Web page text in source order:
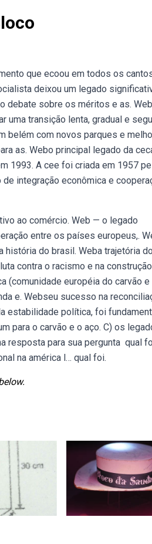
que ecoou em todos os
deixou um legado
debate sobre os méritos e as.
transição lenta, gradual e
belém com novos parques e
as. Webo principal legado da
1993. A cee foi criada em 1957
integração econômica e
ao comércio. Web — o legado
entre os países europeus,.
do brasil. Weba trajetória
contra o racismo e na
(comunidade européia do carvão e
e. Webseu sucesso na
estabilidade política, foi
para o carvão e o aço. C) os
resposta para sua pergunta ️ qual
na américa l… qual foi.